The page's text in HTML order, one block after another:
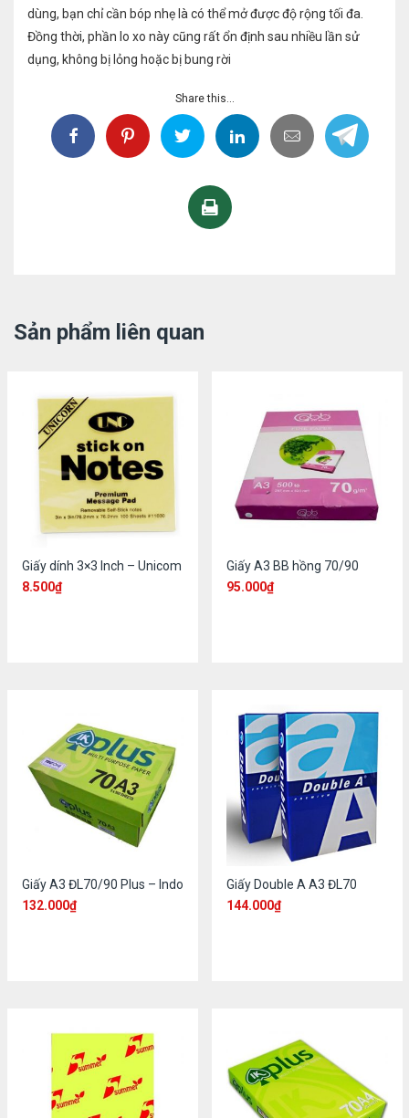
dùng, bạn chỉ cần bóp nhẹ là có thể mở được độ rộng tối đa.
Đồng thời, phần lo xo này cũng rất ổn định sau nhiều lần sử
dụng, không bị lỏng hoặc bị bung rời
Share this...
Sản phẩm liên quan
Giấy dính 3×3 Inch – Unicom
8.500₫
Giấy A3 BB hồng 70/90
95.000₫
Giấy A3 ĐL70/90 Plus – Indo
132.000₫
Giấy Double A A3 ĐL70
144.000₫